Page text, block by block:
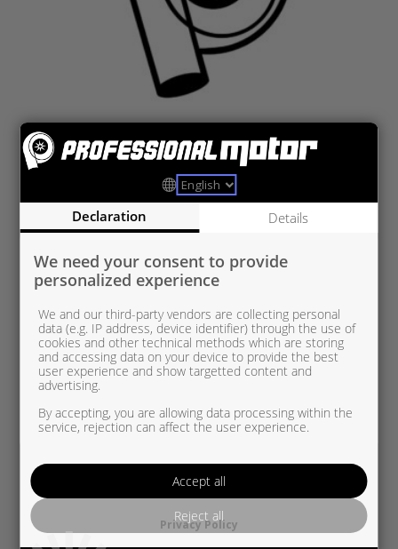
RE759171-0001
Renault 2,0 dCI
Declaration Details
We need your consent to provide
personalized experience
We and our third-party vendors are collecting personal
data (e.g. IP address, device identifier) through the use of
cookies and other technical methods which are storing
and accessing data on your device to provide the best
user experience and show targetted content and
advertising.
By accepting, you are allowing data processing within the
service, rejection can affect the user experience.
Accept all
Reject all
Privacy Policy